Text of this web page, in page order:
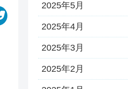
2025年5月
2025年4月
2025年3月
2025年2月